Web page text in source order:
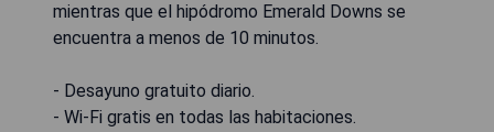
mientras que el hipódromo Emerald Downs se
encuentra a menos de 10 minutos.
- Desayuno gratuito diario.
- Wi-Fi gratis en todas las habitaciones.